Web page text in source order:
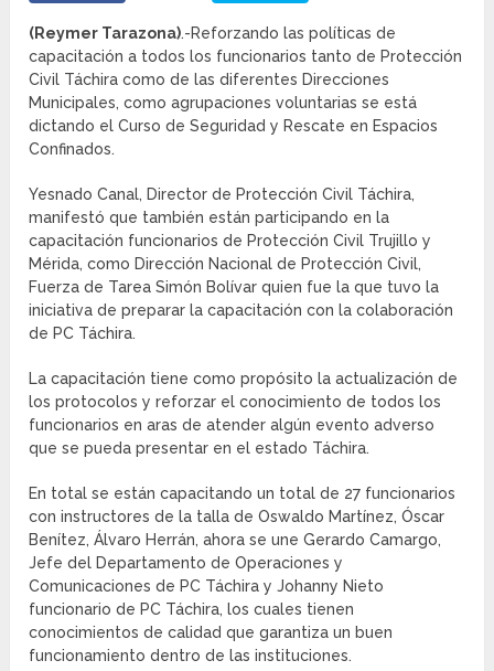
(Reymer Tarazona).-Reforzando las políticas de
capacitación a todos los funcionarios tanto de Protección
Civil Táchira como de las diferentes Direcciones
Municipales, como agrupaciones voluntarias se está
dictando el Curso de Seguridad y Rescate en Espacios
Confinados.
Yesnado Canal, Director de Protección Civil Táchira,
manifestó que también están participando en la
capacitación funcionarios de Protección Civil Trujillo y
Mérida, como Dirección Nacional de Protección Civil,
Fuerza de Tarea Simón Bolívar quien fue la que tuvo la
iniciativa de preparar la capacitación con la colaboración
de PC Táchira.
La capacitación tiene como propósito la actualización de
los protocolos y reforzar el conocimiento de todos los
funcionarios en aras de atender algún evento adverso
que se pueda presentar en el estado Táchira.
En total se están capacitando un total de 27 funcionarios
con instructores de la talla de Oswaldo Martínez, Óscar
Benítez, Álvaro Herrán, ahora se une Gerardo Camargo,
Jefe del Departamento de Operaciones y
Comunicaciones de PC Táchira y Johanny Nieto
funcionario de PC Táchira, los cuales tienen
conocimientos de calidad que garantiza un buen
funcionamiento dentro de las instituciones.